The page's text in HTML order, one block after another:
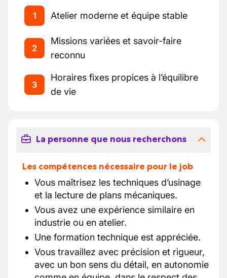
1 Atelier moderne et équipe stable
2
Missions variées et savoir-faire
reconnu
3
Horaires fixes propices à l’équilibre
de vie
La personne que nous recherchons
Les compétences nécessaire pour le job
Vous maîtrisez les techniques d’usinage
et la lecture de plans mécaniques.
Vous avez une expérience similaire en
industrie ou en atelier.
Une formation technique est appréciée.
Vous travaillez avec précision et rigueur,
avec un bon sens du détail, en autonomie